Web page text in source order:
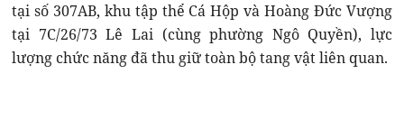
tại số 307AB, khu tập thể Cá Hộp và Hoàng Đức Vượng
tại 7C/26/73 Lê Lai (cùng phường Ngô Quyền), lực
lượng chức năng đã thu giữ toàn bộ tang vật liên quan.